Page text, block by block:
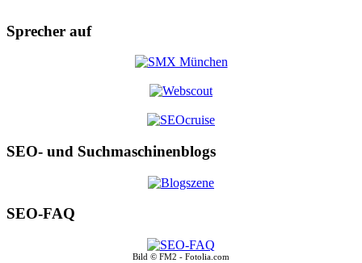
Sprecher auf
SEO- und Suchmaschinenblogs
SEO-FAQ
Bild © FM2 - Fotolia.com